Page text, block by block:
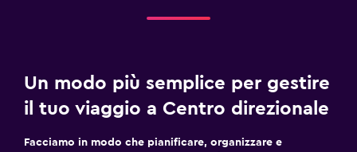
Un modo più semplice per gestire
il tuo viaggio a Centro direzionale
Facciamo in modo che pianificare, organizzare e